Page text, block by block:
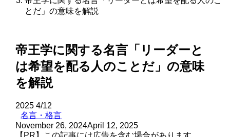
とだ」の意味を解説
帝王学に関する名言「リーダーと
は希望を配る人のことだ」の意味
を解説
2025 4/12
名言・格言
November 26, 2024April 12, 2025